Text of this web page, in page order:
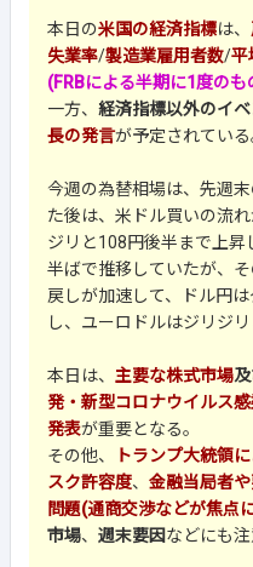
本日の米国の経済指標は、
失業率/製造業雇用者数/平
(FRBによる半期に1度のも
一方、 経済指標以外のイ
長の発言が予定されている
今週の為替相場は、先週
た後は、米ドル買いの流
ジリと108円後半まで上昇
半ばで推移していたが、
戻しが加速して、ドル円
し、ユーロドルはジリジ
本日は、 主要な株式市場
発・新型コロナウイルス
発表が重要となる。
その他、
トランプ大統領
スク許容度、 金融当局者
問題(通商交渉などが焦点
市場、 週末要因などにも注